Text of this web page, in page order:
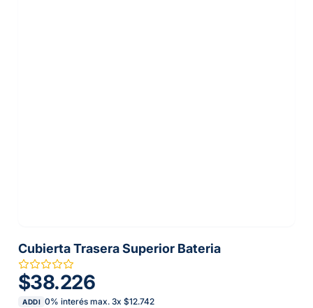
Cubierta Trasera Superior Bateria
$38.226
ADDI 0% interés max. 3x $12.742